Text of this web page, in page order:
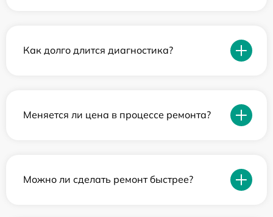
Как долго длится диагностика?
Меняется ли цена в процессе ремонта?
Можно ли сделать ремонт быстрее?